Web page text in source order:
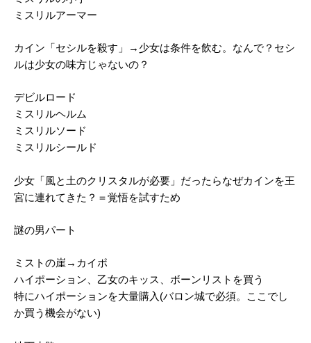
ミスリルアーマー
カイン「セシルを殺す」→少女は条件を飲む。なんで？セシ
ルは少女の味方じゃないの？
デビルロード
ミスリルヘルム
ミスリルソード
ミスリルシールド
少女「風と土のクリスタルが必要」だったらなぜカインを王
宮に連れてきた？＝覚悟を試すため
謎の男パート
ミストの崖→カイポ
ハイポーション、乙女のキッス、ボーンリストを買う
特にハイポーションを大量購入(バロン城で必須。ここでし
か買う機会がない)